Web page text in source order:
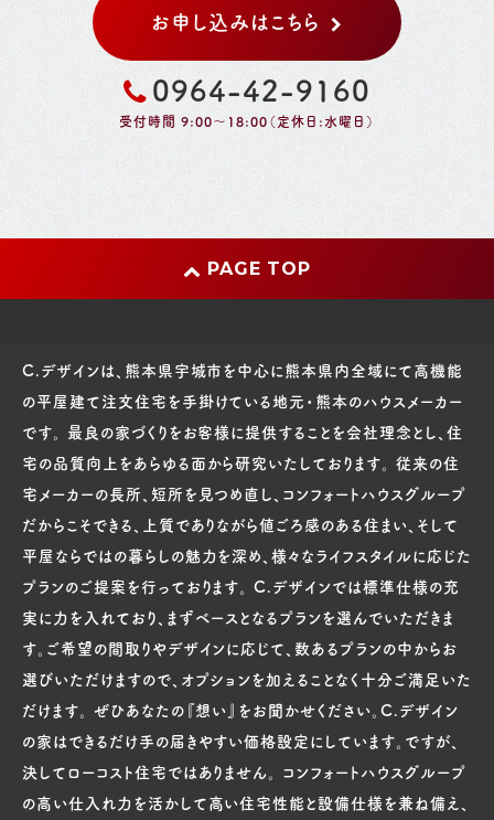
お申し込みはこちら
0964-42-9160
受付時間 9:00～18:00（定休日:水曜日）
PAGE TOP
C.デザインは、熊本県宇城市を中心に熊本県内全域にて高機能
の平屋建て注文住宅を手掛けている地元・熊本のハウスメーカー
です。 最良の家づくりをお客様に提供することを会社理念とし、住
宅の品質向上をあらゆる面から研究いたしております。 従来の住
宅メーカーの長所、短所を見つめ直し、コンフォートハウスグループ
だからこそできる、上質でありながら値ごろ感のある住まい、そして
平屋ならではの暮らしの魅力を深め、様々なライフスタイルに応じた
プランのご提案を行っております。 C.デザインでは標準仕様の充
実に力を入れており、まずベースとなるプランを選んでいただきま
す。ご希望の間取りやデザインに応じて、数あるプランの中からお
選びいただけますので、オプションを加えることなく十分ご満足いた
だけます。 ぜひあなたの『想い』をお聞かせください。C.デザイン
の家はできるだけ手の届きやすい価格設定にしています。ですが、
決してローコスト住宅ではありません。 コンフォートハウスグループ
の高い仕入れ力を活かして高い住宅性能と設備仕様を兼ね備え、